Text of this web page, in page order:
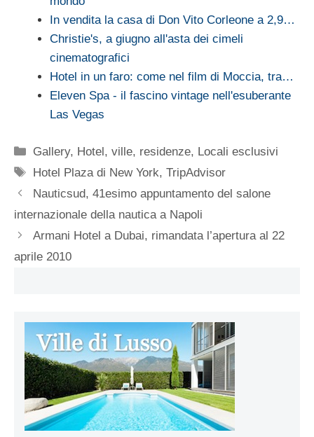
In vendita la casa di Don Vito Corleone a 2,9…
Christie's, a giugno all'asta dei cimeli
cinematografici
Hotel in un faro: come nel film di Moccia, tra…
Eleven Spa - il fascino vintage nell'esuberante
Las Vegas
Categorie
Gallery, Hotel, ville, residenze, Locali esclusivi
Tag
Hotel Plaza di New York,TripAdvisor
Nauticsud, 41esimo appuntamento del salone
internazionale della nautica a Napoli
Armani Hotel a Dubai, rimandata l’apertura al 22
aprile 2010